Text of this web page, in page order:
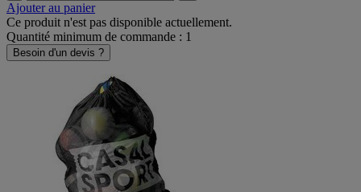
Ajouter au panier
Ce produit n'est pas disponible actuellement.
Quantité minimum de commande : 1
Besoin d'un devis ?